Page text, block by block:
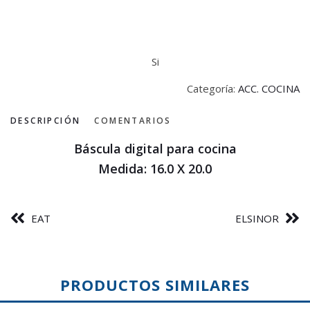
Si
Categoría: ACC. COCINA
DESCRIPCIÓN COMENTARIOS
Báscula digital para cocina
Medida: 16.0 X 20.0
EAT ELSINOR
PRODUCTOS SIMILARES